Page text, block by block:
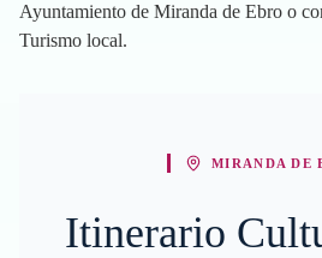
Ayuntamiento de Miranda de Ebro o
Turismo local.
MIRANDA DE
Itinerario